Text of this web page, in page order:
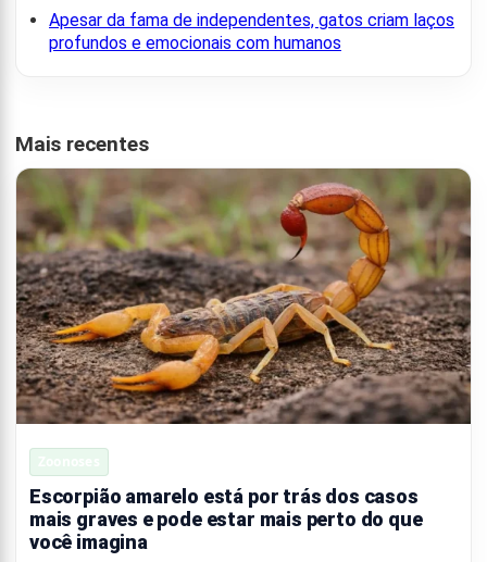
Apesar da fama de independentes, gatos criam laços
profundos e emocionais com humanos
Mais recentes
Escorpião amarelo está por trás dos casos
mais graves e pode estar mais perto do que
você imagina